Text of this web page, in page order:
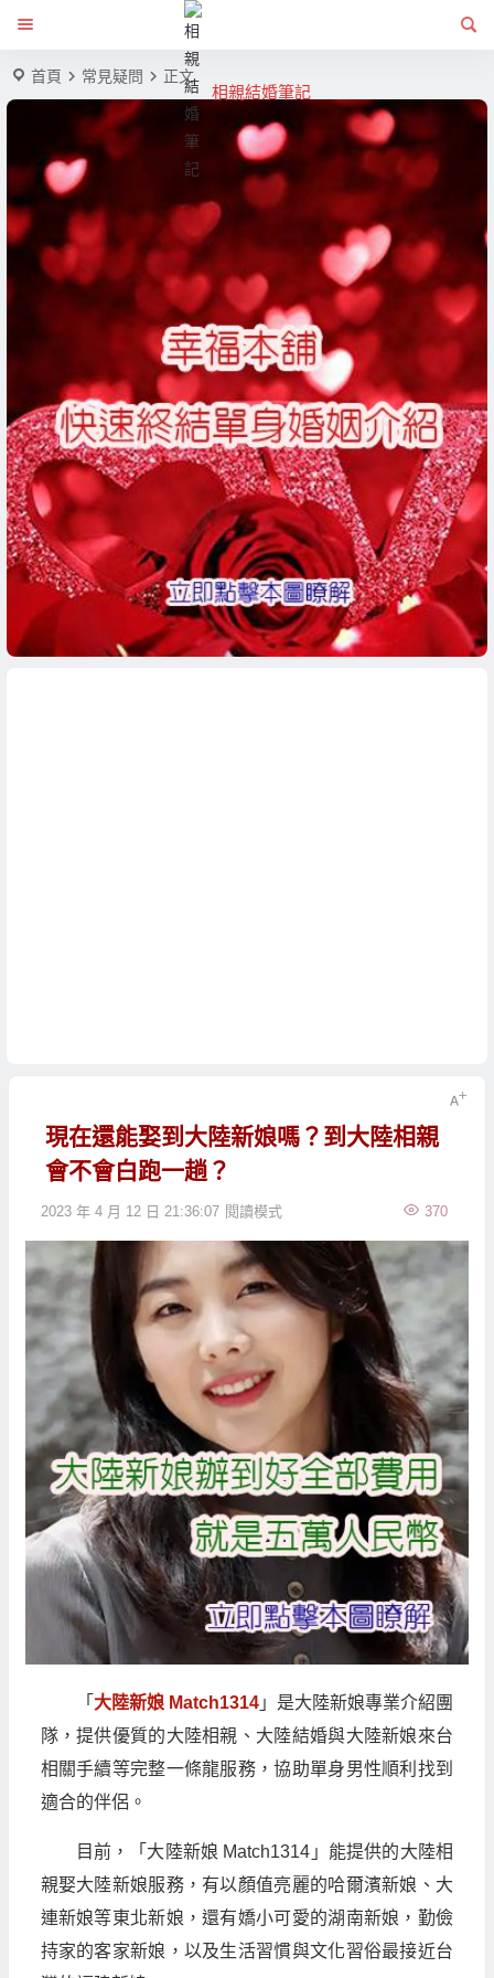
相親結婚筆記
首頁 常見疑問 正文
現在還能娶到大陸新娘嗎？到大陸相親
會不會白跑一趟？
2023 年 4 月 12 日 21:36:07 370
閱讀模式
「 大陸新娘 Match1314」是大陸新娘專業介紹團
隊，提供優質的大陸相親、大陸結婚與大陸新娘來台
相關手續等完整一條龍服務，協助單身男性順利找到
適合的伴侶。
目前，「大陸新娘 Match1314」能提供的大陸相
親娶大陸新娘服務，有以顏值亮麗的哈爾濱新娘、大
連新娘等東北新娘，還有嬌小可愛的湖南新娘，勤儉
持家的客家新娘，以及生活習慣與文化習俗最接近台